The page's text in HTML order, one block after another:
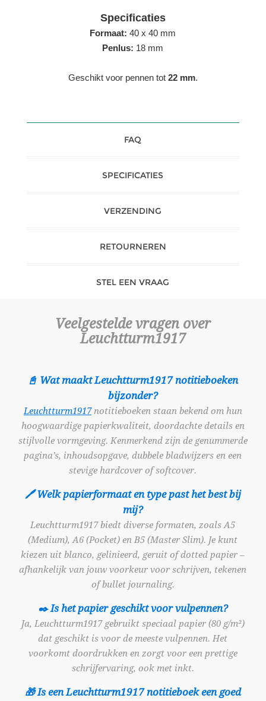
Specificaties
Formaat: 40 x 40 mm
Penlus: 18 mm
Geschikt voor pennen tot 22 mm.
FAQ
SPECIFICATIES
VERZENDING
RETOURNEREN
STEL EEN VRAAG
Veelgestelde vragen over
Leuchtturm1917
📓 Wat maakt Leuchtturm1917 notitieboeken
bijzonder?
Leuchtturm1917notitieboeken staan bekend om hun
hoogwaardige papierkwaliteit, doordachte details en
stijlvolle vormgeving. Kenmerkend zijn de genummerde
pagina’s, inhoudsopgave, dubbele bladwijzers en een
stevige hardcover of softcover.
🖊️ Welk papierformaat en type past het best bij
mij?
Leuchtturm1917 biedt diverse formaten, zoals A5
(Medium), A6 (Pocket) en B5 (Master Slim). Je kunt
kiezen uit blanco, gelinieerd, geruit of dotted papier –
afhankelijk van jouw voorkeur voor schrijven, tekenen
of bullet journaling.
✒️ Is het papier geschikt voor vulpennen?
Ja, Leuchtturm1917 gebruikt speciaal papier (80 g/m²)
dat geschikt is voor de meeste vulpennen. Het
voorkomt doordrukken en zorgt voor een prettige
schrijfervaring, ook met inkt.
🎁 Is een Leuchtturm1917 notitieboek een goed